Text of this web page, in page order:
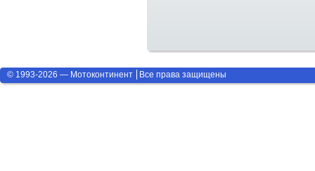
© 1993-2026 — Мотоконтинент Все права защищены